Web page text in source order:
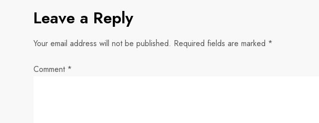
t
n
a
Leave a Reply
Your email address will not be published. Required fields are marked *
Comment *